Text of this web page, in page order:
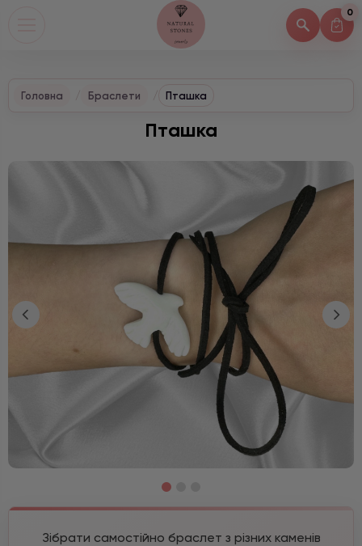
0
Головна Браслети Пташка
Пташка
Зібрати самостійно браслет з різних каменів